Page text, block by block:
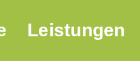
Leistungen